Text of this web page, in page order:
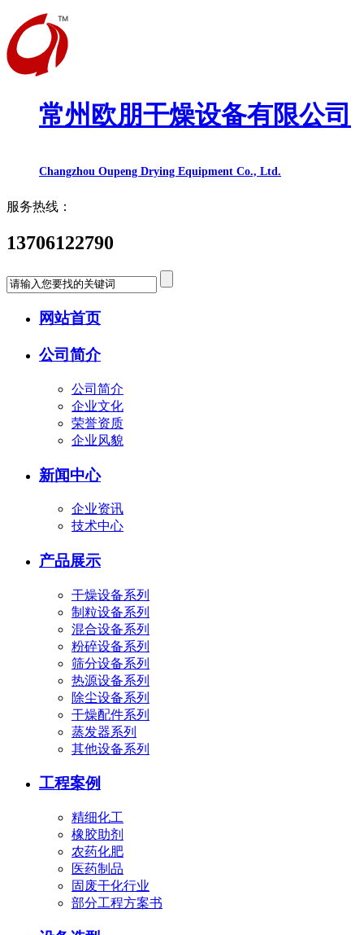
常州欧朋干燥设备有限公司
Changzhou Oupeng Drying Equipment Co., Ltd.
服务热线：
13706122790
网站首页
公司简介
公司简介
企业文化
荣誉资质
企业风貌
新闻中心
企业资讯
技术中心
产品展示
干燥设备系列
制粒设备系列
混合设备系列
粉碎设备系列
筛分设备系列
热源设备系列
除尘设备系列
干燥配件系列
蒸发器系列
其他设备系列
工程案例
精细化工
橡胶助剂
农药化肥
医药制品
固废干化行业
部分工程方案书